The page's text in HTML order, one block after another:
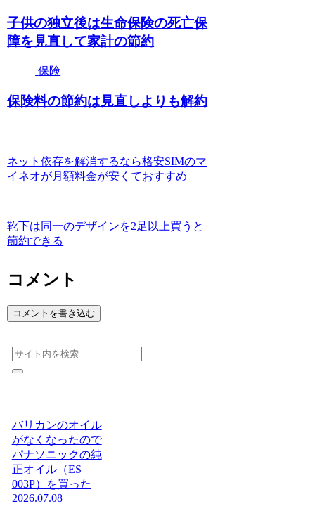
子供の独立後は生命保険の死亡保
障を見直して家計の節約
保険
保険料の節約は見直しよりも解約
ネット依存を解消するなら格安SIMのマ
イネオが月額料金が安くておすすめ
靴下は同一のデザインを2足以上買うと
節約できる
コメント
コメントを書き込む
バリカンのオイル
がなくなったので
パナソニックの純
正オイル（ES
003P）を買った
2026.07.08